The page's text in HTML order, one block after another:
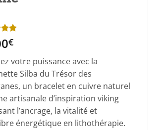
sur
sur
€
votre puissance avec la
Silba du Trésor des
un bracelet en cuivre naturel
artisanale d’inspiration viking
l’ancrage, la vitalité et
énergétique en lithothérapie.